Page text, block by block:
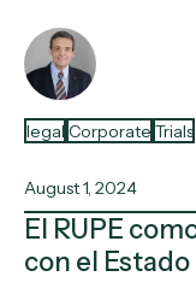
legal Corporate Trials
August 1, 2024
El RUPE
con el Estado